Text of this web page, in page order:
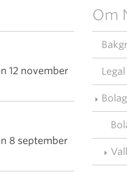
12 november
8 september
Om